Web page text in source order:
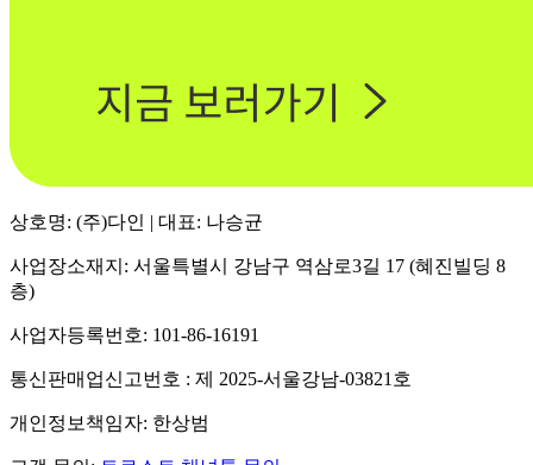
상호명: (주)다인 | 대표: 나승균
사업장소재지: 서울특별시 강남구 역삼로3길 17 (혜진빌딩 8
층)
사업자등록번호: 101-86-16191
통신판매업신고번호 : 제 2025-서울강남-03821호
개인정보책임자: 한상범